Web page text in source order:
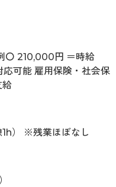
〇 210,000円 ＝時給
可能 雇用保険・社会保
給
） ※残業ほぼなし